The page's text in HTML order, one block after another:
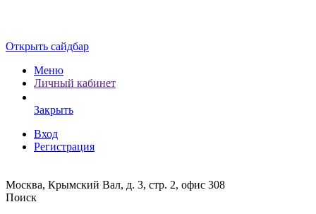
Открыть сайдбар
Меню
Личный кабинет
Закрыть
Вход
Регистрация
Москва, Крымский Вал, д. 3, стр. 2, офис 308
Поиск